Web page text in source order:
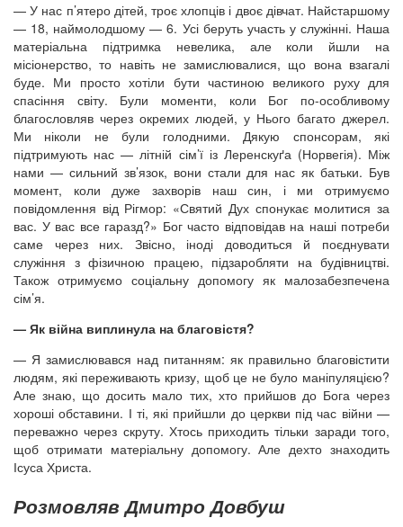
— У нас п’ятеро дітей, троє хлопців і двоє дівчат. Найстаршому
— 18, наймолодшому — 6. Усі беруть участь у служінні. Наша
матеріальна підтримка невелика, але коли йшли на
місіонерство, то навіть не замислювалися, що вона взагалі
буде. Ми просто хотіли бути частиною великого руху для
спасіння світу. Були моменти, коли Бог по-особливому
благословляв через окремих людей, у Нього багато джерел.
Ми ніколи не були голодними. Дякую спонсорам, які
підтримують нас — літній сім’ї із Леренскуґа (Норвегія). Між
нами — сильний зв’язок, вони стали для нас як батьки. Був
момент, коли дуже захворів наш син, і ми отримуємо
повідомлення від Рігмор: «Святий Дух спонукає молитися за
вас. У вас все гаразд?» Бог часто відповідав на наші потреби
саме через них. Звісно, іноді доводиться й поєднувати
служіння з фізичною працею, підзаробляти на будівництві.
Також отримуємо соціальну допомогу як малозабезпечена
сім’я.
— Як війна виплинула на благовістя?
— Я замислювався над питанням: як правильно благовістити
людям, які переживають кризу, щоб це не було маніпуляцією?
Але знаю, що досить мало тих, хто прийшов до Бога через
хороші обставини. І ті, які прийшли до церкви під час війни —
переважно через скруту. Хтось приходить тільки заради того,
щоб отримати матеріальну допомогу. Але дехто знаходить
Ісуса Христа.
Розмовляв Дмитро Довбуш